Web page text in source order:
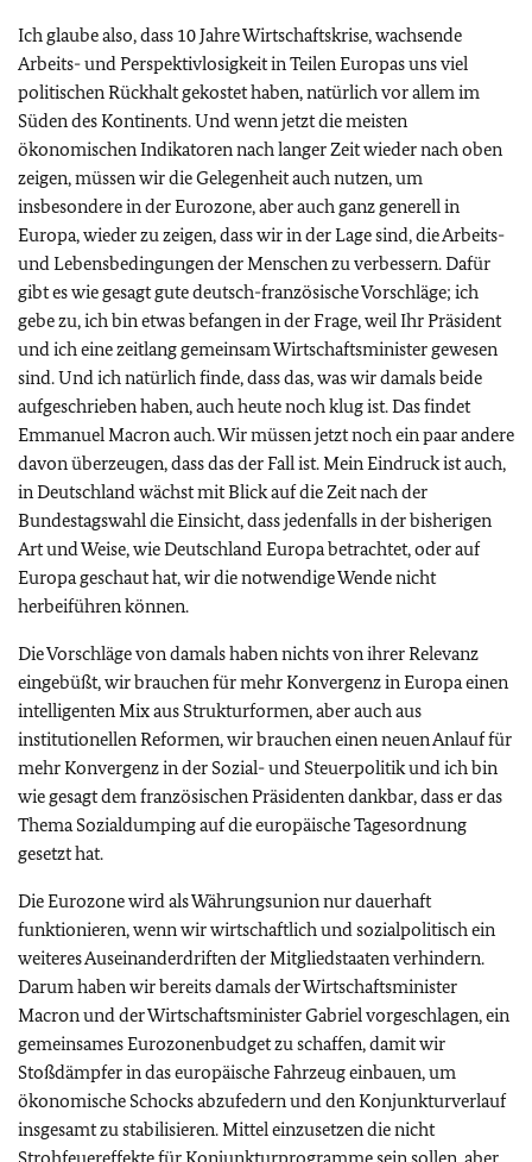
Ich glaube also, dass 10 Jahre Wirtschaftskrise, wachsende
Arbeits- und Perspektivlosigkeit in Teilen Europas uns viel
politischen Rückhalt gekostet haben, natürlich vor allem im
Süden des Kontinents. Und wenn jetzt die meisten
ökonomischen Indikatoren nach langer Zeit wieder nach oben
zeigen, müssen wir die Gelegenheit auch nutzen, um
insbesondere in der Eurozone, aber auch ganz generell in
Europa, wieder zu zeigen, dass wir in der Lage sind, die Arbeits-
und Lebensbedingungen der Menschen zu verbessern. Dafür
gibt es wie gesagt gute deutsch-französische Vorschläge; ich
gebe zu, ich bin etwas befangen in der Frage, weil Ihr Präsident
und ich eine zeitlang gemeinsam Wirtschaftsminister gewesen
sind. Und ich natürlich finde, dass das, was wir damals beide
aufgeschrieben haben, auch heute noch klug ist. Das findet
Emmanuel Macron auch. Wir müssen jetzt noch ein paar andere
davon überzeugen, dass das der Fall ist. Mein Eindruck ist auch,
in Deutschland wächst mit Blick auf die Zeit nach der
Bundestagswahl die Einsicht, dass jedenfalls in der bisherigen
Art und Weise, wie Deutschland Europa betrachtet, oder auf
Europa geschaut hat, wir die notwendige Wende nicht
herbeiführen können.
Die Vorschläge von damals haben nichts von ihrer Relevanz
eingebüßt, wir brauchen für mehr Konvergenz in Europa einen
intelligenten Mix aus Strukturformen, aber auch aus
institutionellen Reformen, wir brauchen einen neuen Anlauf für
mehr Konvergenz in der Sozial- und Steuerpolitik und ich bin
wie gesagt dem französischen Präsidenten dankbar, dass er das
Thema Sozialdumping auf die europäische Tagesordnung
gesetzt hat.
Die Eurozone wird als Währungsunion nur dauerhaft
funktionieren, wenn wir wirtschaftlich und sozialpolitisch ein
weiteres Auseinanderdriften der Mitgliedstaaten verhindern.
Darum haben wir bereits damals der Wirtschaftsminister
Macron und der Wirtschaftsminister Gabriel vorgeschlagen, ein
gemeinsames Eurozonenbudget zu schaffen, damit wir
Stoßdämpfer in das europäische Fahrzeug einbauen, um
ökonomische Schocks abzufedern und den Konjunkturverlauf
insgesamt zu stabilisieren. Mittel einzusetzen die nicht